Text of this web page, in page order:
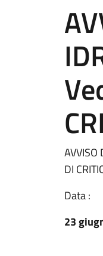
AVVISO
DI
Data :
23